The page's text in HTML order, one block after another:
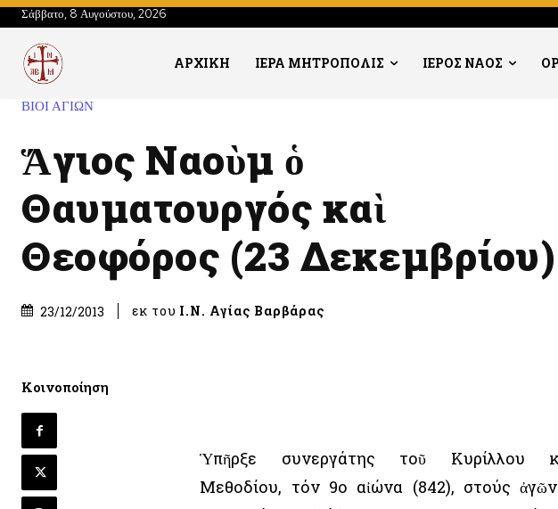
Σάββατο, 8 Αυγούστου, 2026
ΑΡΧΙΚΗ ΙΕΡΑ ΜΗΤΡΟΠΟΛΙΣ ΙΕΡΟΣ ΝΑΟΣ
ΒΙΟΙ ΑΓΙΩΝ
Ἅγιος Ναοὺμ ὁ
Θαυματουργός καὶ
Θεοφόρος (23 Δεκεμβρίου)
23/12/2013 εκ του Ι.Ν. Αγίας Βαρβάρας
Κοινοποίηση
Ὑπῆρξε συνεργάτης τοῦ Κυρίλλου
Μεθοδίου, τόν 9ο αἰώνα (842), στούς